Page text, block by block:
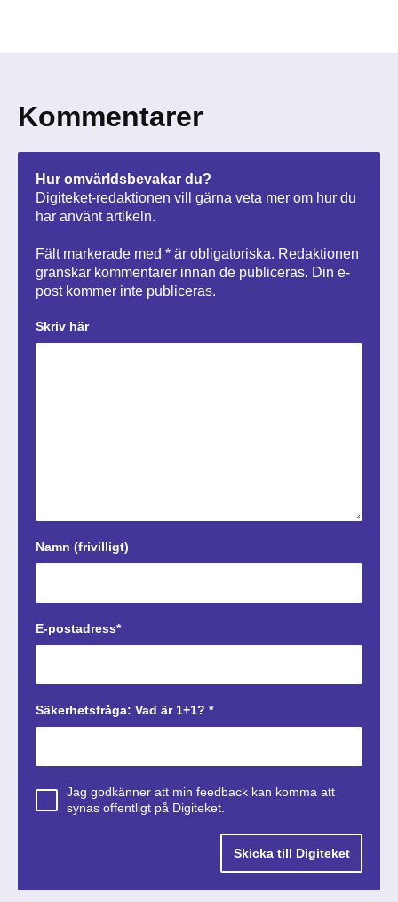
Kommentarer
Hur omvärldsbevakar du?
Digiteket-redaktionen vill gärna veta mer om hur du
har använt artikeln.
Fält markerade med * är obligatoriska. Redaktionen
granskar kommentarer innan de publiceras. Din e-
post kommer inte publiceras.
Skriv här
Namn (frivilligt)
E-postadress*
Säkerhetsfråga: Vad är 1+1? *
Jag godkänner att min feedback kan komma att
synas offentligt på Digiteket.